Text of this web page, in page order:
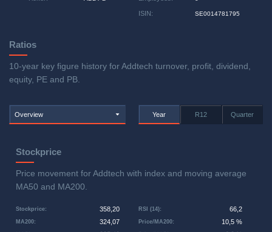
ISIN: SE0014781795
Ratios
10-year key figure history for Addtech turnover, profit, dividend,
equity, PE and PB.
Overview Year R12 Quarter
Stockprice
Price movement for Addtech with index and moving average
MA50 and MA200.
Stockprice: 358,20
MA200: 324,07 Price/MA200: 10,5 %
RSI (14): 66,2